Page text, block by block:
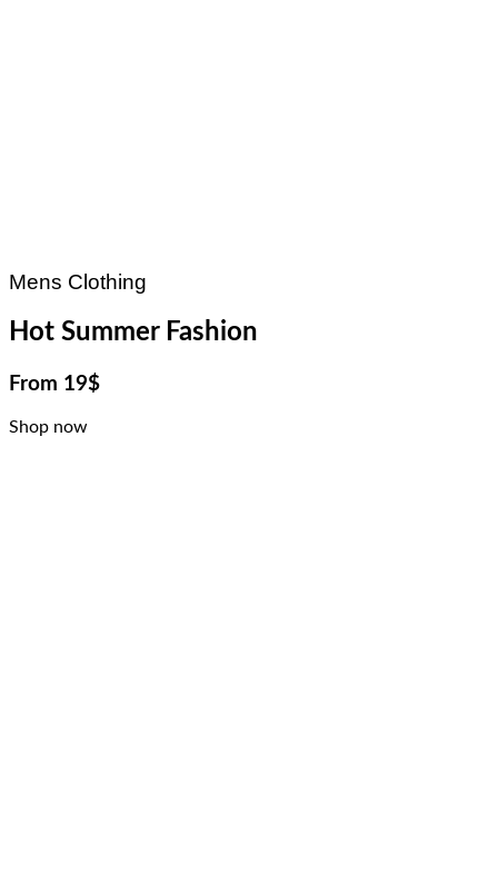
Mens Clothing
Hot Summer Fashion
From 19$
Shop now